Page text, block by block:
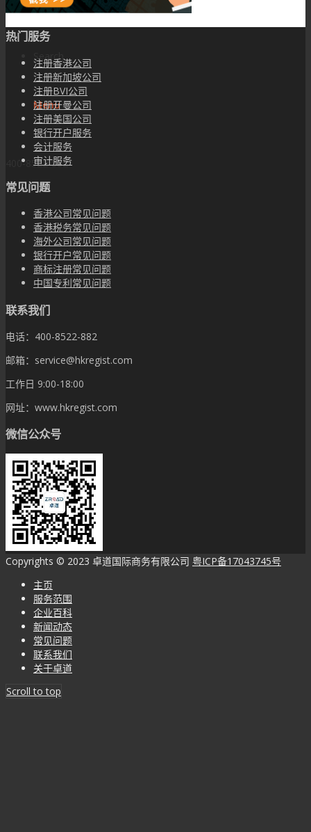
关于卓道
Search
Menu
400-8522-882
热门服务
注册香港公司
注册新加坡公司
注册BVI公司
注册开曼公司
注册美国公司
银行开户服务
会计服务
审计服务
常见问题
香港公司常见问题
香港税务常见问题
海外公司常见问题
银行开户常见问题
商标注册常见问题
中国专利常见问题
联系我们
电话：400-8522-882
邮箱：service@hkregist.com
工作日 9:00-18:00
网址：www.hkregist.com
微信公众号
Copyrights © 2023 卓道国际商务有限公司 粤ICP备17043745号
主页
服务范围
企业百科
新闻动态
常见问题
联系我们
关于卓道
Scroll to top